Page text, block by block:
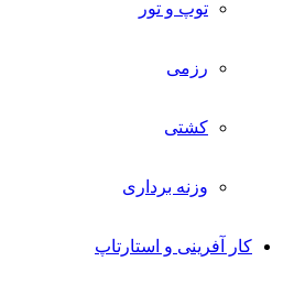
توپ و تور
رزمی
کشتی
وزنه برداری
کار آفرینی و استارتاپ